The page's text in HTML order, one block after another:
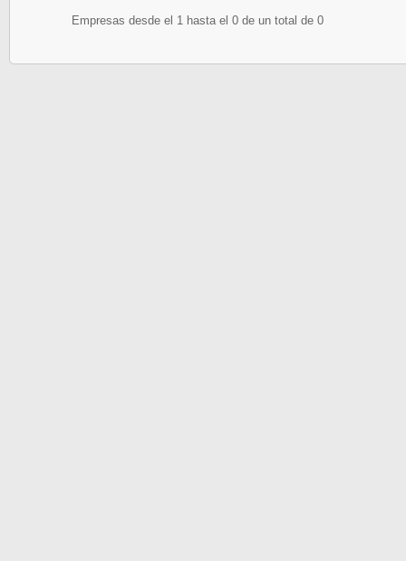
Empresas desde el 1 hasta el 0 de un total de 0